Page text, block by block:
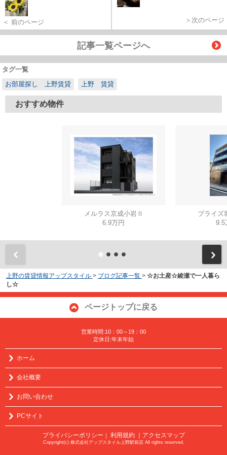
＜ 前のページ ＞次のページ
記事一覧ページへ
タグ一覧
お部屋探し 上野賃貸
上野 賃貸
おすすめ物件
メルラス京成小岩Ⅱ
6.9万円
ブライズ
9.5
上野の賃貸情報アップスタイル > ブログ記事一覧 > ☆お土産☆綾瀬で一人暮ら
し☆
ページトップに戻る
営業時間:10：00～19：00
定休日:年末年始
ホーム
会社概要
お問い合わせ
PCサイト
プライバシーポリシー ｜ 利用規約 ｜アクセスマップ
Copyright(c) 株式会社アップスタイル上野駅前店 All rights reserved.